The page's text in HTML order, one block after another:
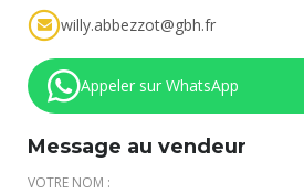
willy.abbezzot@gbh.fr
Appeler sur WhatsApp
Message au vendeur
VOTRE NOM :